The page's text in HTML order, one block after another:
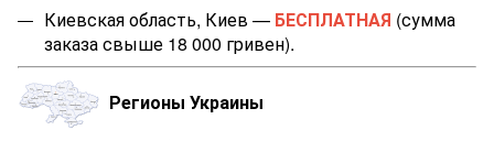
Киевская область, Киев — БЕСПЛАТНАЯ (сумма
заказа свыше 18 000 гривен).
Регионы Украины